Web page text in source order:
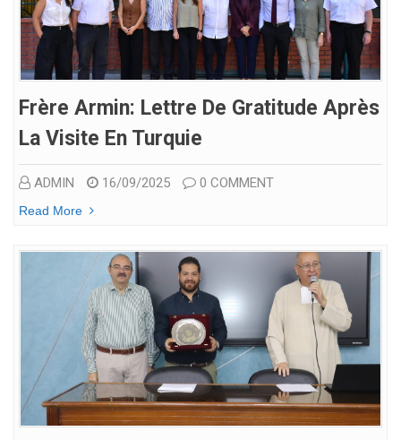
Frère Armin: Lettre De Gratitude Après
La Visite En Turquie
ADMIN 16/09/2025 0 COMMENT
Read More